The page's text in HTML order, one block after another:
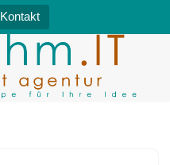
Kontakt